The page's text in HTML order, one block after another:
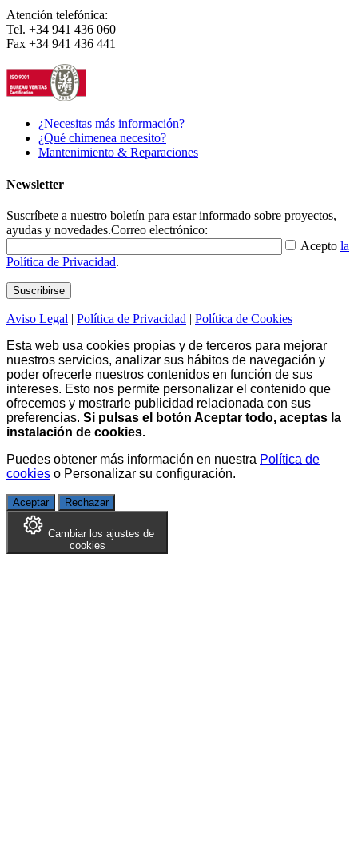
Atención telefónica:
Tel. +34 941 436 060
Fax +34 941 436 441
¿Necesitas más información?
¿Qué chimenea necesito?
Mantenimiento & Reparaciones
Newsletter
Suscríbete a nuestro boletín para estar informado sobre proyectos,
ayudas y novedades.Correo electrónico:
Acepto la
Política de Privacidad.
Aviso Legal | Política de Privacidad | Política de Cookies
Esta web usa cookies propias y de terceros para mejorar
nuestros servicios, analizar sus hábitos de navegación y
poder ofrecerle nuestros contenidos en función de sus
intereses. Esto nos permite personalizar el contenido que
ofrecemos y mostrarle publicidad relacionada con sus
preferencias. Si pulsas el botón Aceptar todo, aceptas la
instalación de cookies.
Puedes obtener más información en nuestra Política de
cookies o Personalizar su configuración.
Aceptar Rechazar
Cambiar los ajustes de
cookies